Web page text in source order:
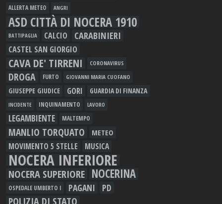
ALLERTA METEO ANGRI
ASD CITTÀ DI NOCERA 1910
BATTIPAGLIA CALCIO CARABINIERI
CASTEL SAN GIORGIO
CAVA DE' TIRRENI CORONAVIRUS
DROGA FURTO GIOVANNI MARIA CUOFANO
GIUSEPPE GIUDICE GORI GUARDIA DI FINANZA
INCIDENTE INQUINAMENTO LAVORO
LEGAMBIENTE MALTEMPO
MANLIO TORQUATO METEO
MOVIMENTO 5 STELLE MUSICA
NOCERA INFERIORE
NOCERA SUPERIORE NOCERINA
OSPEDALE UMBERTO I PAGANI PD
POLIZIA DI STATO